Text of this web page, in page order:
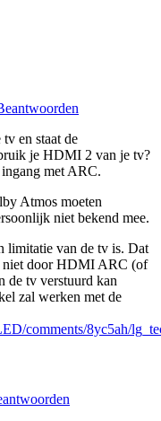
en staat de
je HDMI 2 van je tv?
met ARC.
Atmos moeten
niet bekend mee.
limitatie van de tv is. Dat
door HDMI ARC (of
de tv verstuurd kan
zal werken met de
comments/8yc5ah/